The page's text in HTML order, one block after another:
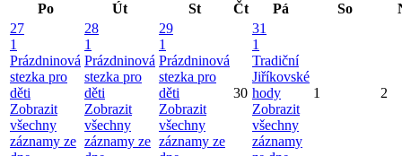
Po
Út St Čt Pá So
27
1
Prázdninová
stezka pro
děti
Zobrazit
všechny
záznamy ze
28
1
Prázdninová
stezka pro
děti
Zobrazit
všechny
záznamy ze
29
1
Prázdninová
stezka pro
děti
Zobrazit
všechny
záznamy ze
30
31
1
Tradiční
Jiříkovské
hody
Zobrazit
všechny
záznamy
1 2